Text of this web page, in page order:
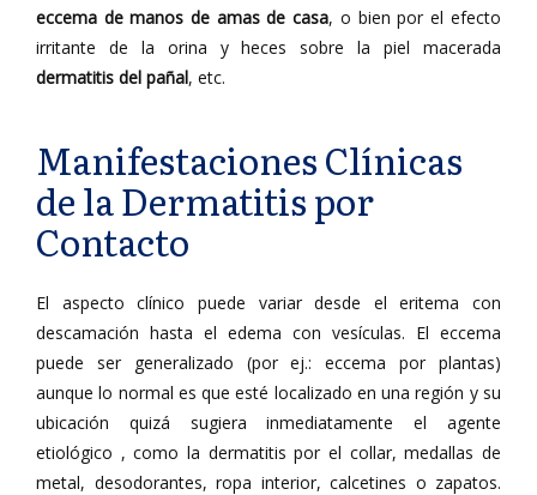
eccema de manos de amas de casa, o bien por el efecto
irritante de la orina y heces sobre la piel macerada
dermatitis del pañal, etc.
Manifestaciones Clínicas
de la Dermatitis por
Contacto
El aspecto clínico puede variar desde el eritema con
descamación hasta el edema con vesículas. El eccema
puede ser generalizado (por ej.: eccema por plantas)
aunque lo normal es que esté localizado en una región y su
ubicación quizá sugiera inmediatamente el agente
etiológico , como la dermatitis por el collar, medallas de
metal, desodorantes, ropa interior, calcetines o zapatos.